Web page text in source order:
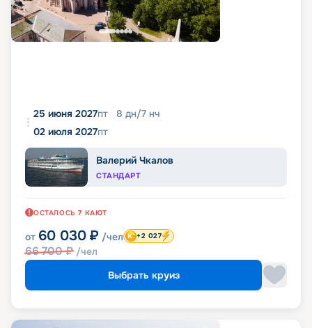
25 июня 2027пт 8 дн/7 нч
02 июля 2027пт
Валерий Чкалов
СТАНДАРТ
ОСТАЛОСЬ 7 КАЮТ
от 60 030 ₽ /чел
66 700₽ /чел
+2 027
Выбрать круиз